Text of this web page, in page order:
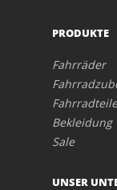
PRODUKTE
Fahrräder
Fahrradteile
Bekleidung
Sale
UNSER